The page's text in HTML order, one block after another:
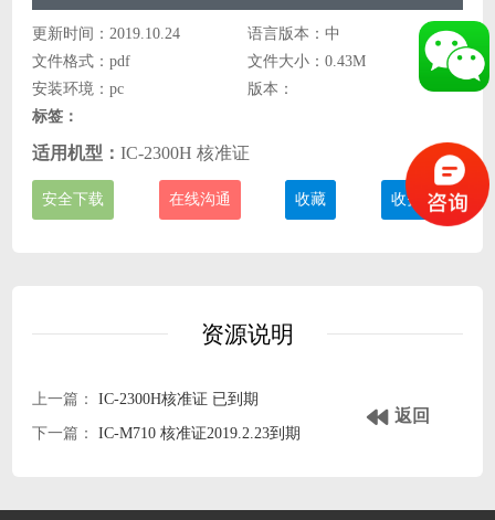
更新时间：2019.10.24
语言版本：中
文件格式：pdf
文件大小：0.43M
安装环境：pc
版本：
标签：
适用机型：IC-2300H 核准证
安全下载 在线沟通 收藏 收费说明
资源说明
上一篇：
IC-2300H核准证 已到期
下一篇：
IC-M710 核准证2019.2.23到期
返回